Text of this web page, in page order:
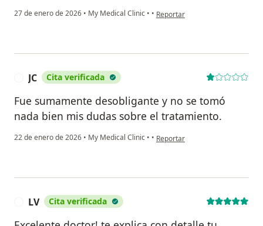
27 de enero de 2026 • My Medical Clinic • • en opinión del usuario Freddy
Reportar
JC Cita verificada
Fue sumamente desobligante y no se tomó
nada bien mis dudas sobre el tratamiento.
22 de enero de 2026 • My Medical Clinic • • en opinión del usuario JC
Reportar
LV Cita verificada